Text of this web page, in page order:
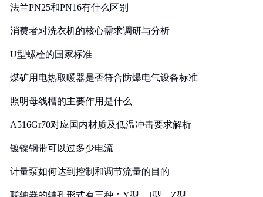
法兰PN25和PN16有什么区别
消费者对洗衣机的核心需求调研与分析
U型螺栓的国家标准
煤矿用电热取暖器是否符合防爆电气设备标准
照明母线槽的主要作用是什么
A516Gr70对应国内材质及低温冲击要求解析
镀镍钢带可以过多少电流
计量泵如何达到控制和调节流量的目的
联轴器的轴孔形式有三种：Y型、J型、Z型